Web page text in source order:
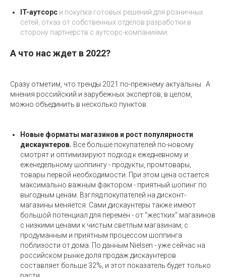
IT-аутсорс и покупка готовых решений для розничных
сетей, отказ от собственных отделов разработки в
сторону партнерств с аутсорс-компаниями.
А что нас ждет в 2022?
Сразу отметим, что тренды 2021 по-прежнему актуальны. А
мнения российский и зарубежных экспертов, в целом,
можно объединить в несколько пунктов:
Новые форматы магазинов и рост популярности
дискаунтеров. Все больше покупателей по-новому
смотрят и оптимизируют подход к ежедневному и
еженедельному шоппингу - продукты, промтовары,
товары первой необходимости. При этом цена остается
максимально важным фактором - приятный шопинг по
выгодным ценам. Взгляд покупателей на дисконт-
магазины меняется. Сами дискаунтеры также имеют
большой потенциал для перемен - от “жестких” магазинов
с низкими ценами к чистым светлым магазинам, с
продуманным и приятным процессом шоппинга
поблизости от дома. По данным Nielsen - уже сейчас на
российском рынке доля продаж дискаунтеров
составляет больше 32%, и этот показатель будет только
расти.